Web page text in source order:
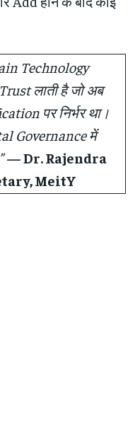
Technology
लाती है जो अब
पर निर्भर था।
Governance में
— Dr. Rajendra
MeitY